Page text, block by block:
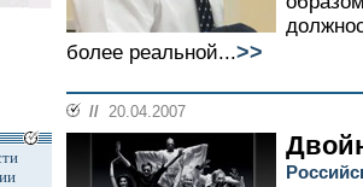
более реальной...>>
// 20.04.2007